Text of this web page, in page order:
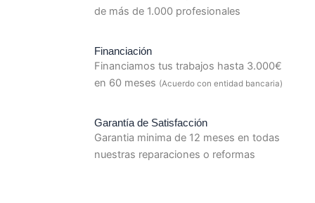
de más de 1.000 profesionales
Financiación
Financiamos tus trabajos hasta 3.000€
en 60 meses (Acuerdo con entidad bancaria)
Garantía de Satisfacción
Garantia minima de 12 meses en todas
nuestras reparaciones o reformas